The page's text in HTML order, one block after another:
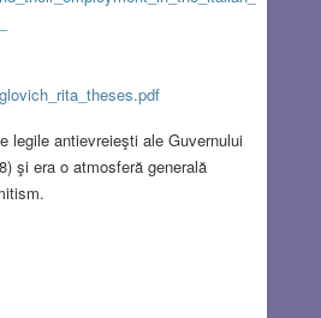
legile antievreieşti ale Guvernului
şi era o atmosferă generală